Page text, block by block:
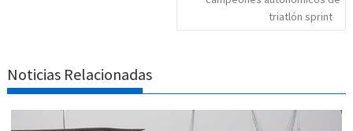
triatlón sprint
Noticias Relacionadas